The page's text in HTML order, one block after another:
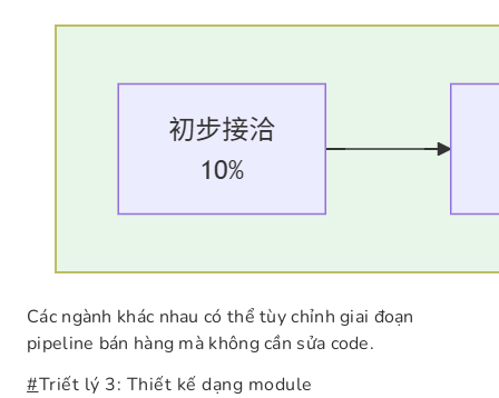
Các ngành khác nhau có thể tùy chỉnh giai đoạn
pipeline bán hàng mà không cần sửa code.
#Triết lý 3: Thiết kế dạng module